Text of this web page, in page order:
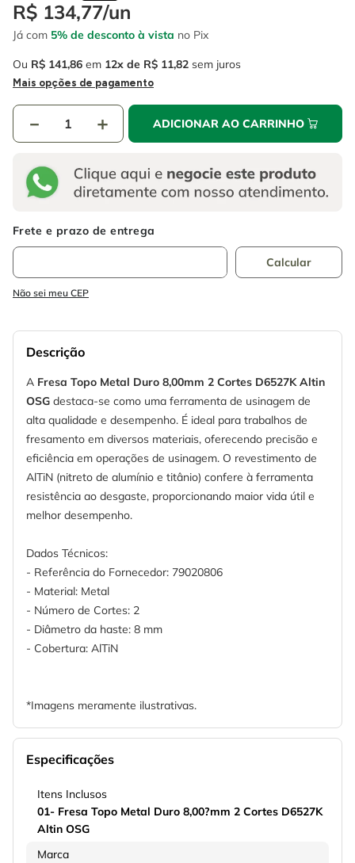
R$ 134,77/un
Já com 5% de desconto à vista no Pix
Ou R$ 141,86 em 12 R$ 11,82 sem juros
Mais opções de pagamento
＋
－ ADICIONAR AO CARRINHO
Não sei meu CEP
Descrição
A Fresa Topo Metal Duro 8,00mm 2 Cortes D6527K Altin
OSG destaca-se como uma ferramenta de usinagem de
alta qualidade e desempenho. É ideal para trabalhos de
fresamento em diversos materiais, oferecendo precisão e
eficiência em operações de usinagem. O revestimento de
AlTiN (nitreto de alumínio e titânio) confere à ferramenta
resistência ao desgaste, proporcionando maior vida útil e
melhor desempenho.
Dados Técnicos:
- Referência do Fornecedor: 79020806
- Material: Metal
- Número de Cortes: 2
- Diâmetro da haste: 8 mm
- Cobertura: AlTiN
*Imagens meramente ilustrativas.
Especificações
Itens Inclusos
01- Fresa Topo Metal Duro 8,00?mm 2 Cortes D6527K
Altin OSG
Marca
6 fio
7º serra copo
8º chave impacto
disco corte
º escada
º serra circular
º fio
chave impacto
disco corte